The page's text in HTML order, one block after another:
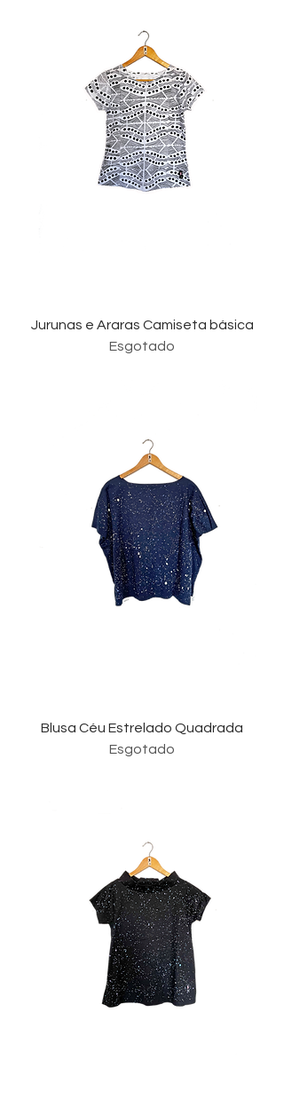
Jurunas e Araras Camiseta básica
Esgotado
Blusa Céu Estrelado Quadrada
Esgotado